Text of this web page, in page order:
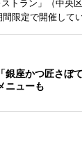
トラン」（中央
限定で開催してい
銀座かつ匠さぼ
ニューも